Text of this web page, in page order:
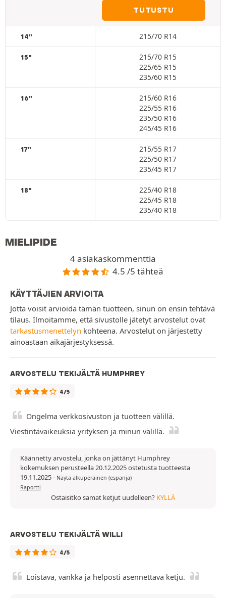
TUTUSTU
14" 215/70 R14
15"
215/70 R15
225/65 R15
235/60 R15
16"
215/60 R16
225/55 R16
235/50 R16
245/45 R16
17"
215/55 R17
225/50 R17
235/45 R17
18"
225/40 R18
225/45 R18
235/40 R18
MIELIPIDE
4 asiakaskommenttia
4.5 /5 tähteä
KÄYTTÄJIEN ARVIOITA
Jotta voisit arvioida tämän tuotteen, sinun on ensin tehtävä
tilaus. Ilmoitamme, että sivustolle jätetyt arvostelut ovat
tarkastusmenettelyn kohteena. Arvostelut on järjestetty
ainoastaan aikajärjestyksessä.
ARVOSTELU TEKIJÄLTÄ HUMPHREY
4/5
Ongelma verkkosivuston ja tuotteen välillä.
Viestintävaikeuksia yrityksen ja minun välillä.
Käännetty arvostelu, jonka on jättänyt Humphrey
kokemuksen perusteella 20.12.2025 ostetusta tuotteesta
19.11.2025- Näytä alkuperäinen (espanja)
Raportti
Ostaisitko samat ketjut uudelleen? KYLLÄ
ARVOSTELU TEKIJÄLTÄ WILLI
4/5
Loistava, vankka ja helposti asennettava ketju.